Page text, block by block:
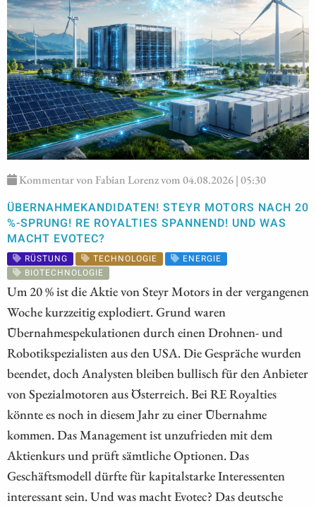
Kommentar von Fabian Lorenz vom 04.08.2026 | 05:30
ÜBERNAHMEKANDIDATEN! STEYR MOTORS NACH 20
%-SPRUNG! RE ROYALTIES SPANNEND! UND WAS
MACHT EVOTEC?
RÜSTUNG TECHNOLOGIE
ENERGIE
BIOTECHNOLOGIE
Um 20 % ist die Aktie von Steyr Motors in der vergangenen
Woche kurzzeitig explodiert. Grund waren
Übernahmespekulationen durch einen Drohnen- und
Robotikspezialisten aus den USA. Die Gespräche wurden
beendet, doch Analysten bleiben bullisch für den Anbieter
von Spezialmotoren aus Österreich. Bei RE Royalties
könnte es noch in diesem Jahr zu einer Übernahme
kommen. Das Management ist unzufrieden mit dem
Aktienkurs und prüft sämtliche Optionen. Das
Geschäftsmodell dürfte für kapitalstarke Interessenten
interessant sein. Und was macht Evotec? Das deutsche